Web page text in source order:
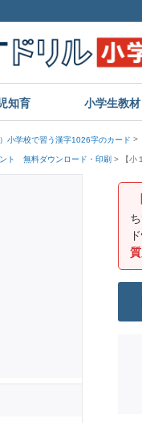
知育 小学生教材
小学校で習う漢字1026字のカード
ト 無料ダウンロード・印刷 【